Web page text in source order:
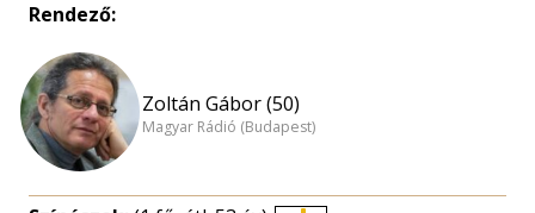
Rendező:
Zoltán Gábor (50)
Magyar Rádió (Budapest)